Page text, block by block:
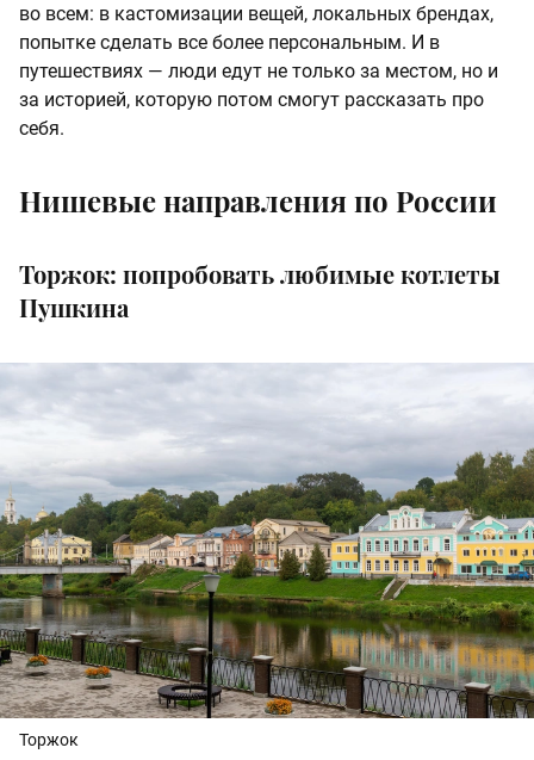
во всем: в кастомизации вещей, локальных брендах,
попытке сделать все более персональным. И в
путешествиях — люди едут не только за местом, но и
за историей, которую потом смогут рассказать про
себя.
Нишевые направления по России
Торжок: попробовать любимые котлеты
Пушкина
Торжок